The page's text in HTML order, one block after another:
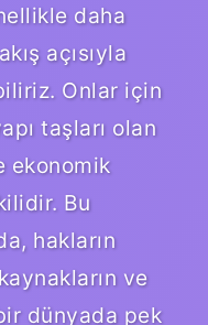
daha
açısıyla
Onlar için
taşları olan
ekonomik
Bu
hakların
ve
dünyada pek